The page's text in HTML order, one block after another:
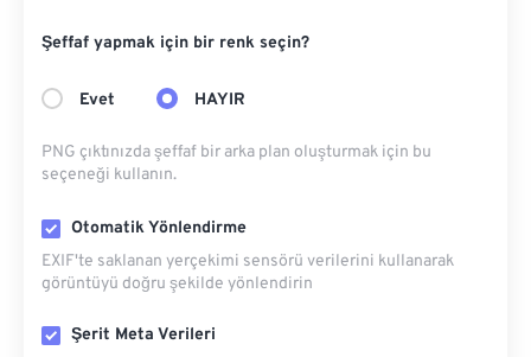
Şeffaf yapmak için bir renk seçin?
Evet HAYIR
PNG çıktınızda şeffaf bir arka plan oluşturmak için bu
seçeneği kullanın.
Otomatik Yönlendirme
EXIF'te saklanan yerçekimi sensörü verilerini kullanarak
görüntüyü doğru şekilde yönlendirin
Şerit Meta Verileri